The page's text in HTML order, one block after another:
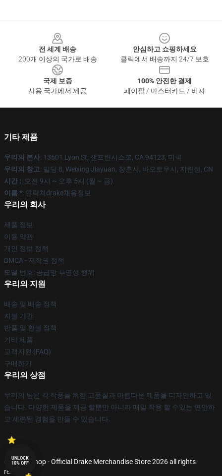
전 세계 배송
200개 이상의 국가로 배송
안심하고 쇼핑하세요
클릭에서 배송까지 24/7 보호
국제 보증
사용 국가에서 제공
100% 안전한 결제
페이팔 / 마스터카드 / 비자
기타 제품
우리의 본사: 13601 Lyon St, 샌프란시스코, CA 94123, 미국
우리의 창고: 빌딩 8, Weixing Jiayuan, 창춘시, 바오토우시, 지린성, CN
시간 :: 오전 9시 ~ 오후 5시 (월 ~ 금)
이름 *: 연락처drake채용정보
우리의 회사
제품 정보
이용 약관
개인 정보 정책
DMCA - 저작권 정책
모델 번호: 공급망 투명성 행위
우리의 지원
배송 및 배송 정책
지불 기간
반품 및 환불 정책
기타 제품
고객지원 (FAQ)
구매하기
우리의 상점
우리의 팀은 각 작풍을 위한 고품질과 아름다운 제품을 디자인하고 있
습니다. 다양한 제품을 제공 할뿐만 아니라 매일 착용 할 수있는 편안하
고 세련된 경험을 만들 수 있습니다.
© Drake Shop - Official Drake Merchandise Store 2026 all rights
reserved
UNLOCK
10% OFF